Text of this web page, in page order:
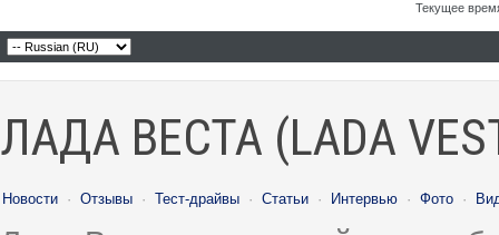
Текущее
ЛАДА ВЕСТА (LADA
Новости · Отзывы · Тест-драйвы · Статьи · Интервью · Фото ·